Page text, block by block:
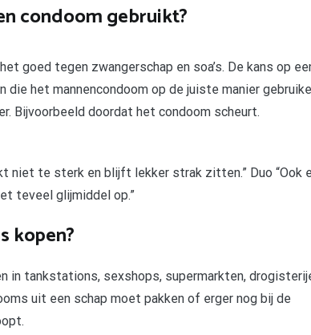
condoom gebruikt?
goed tegen zwangerschap en soa’s. De kans op
die het mannencondoom op de juiste manier
Bijvoorbeeld doordat het condoom scheurt.
niet te sterk en blijft lekker strak zitten.” Duo “Ook
teveel glijmiddel op.”
kopen?
in tankstations, sexshops, supermarkten,
uit een schap moet pakken of erger nog bij de